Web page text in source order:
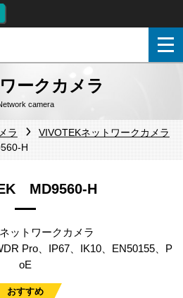
ークカメラ
camera
ラ
VIVOTEKネットワークカメラ
H
MD9560-H
ットワークカメラ
Pro、IP67、IK10、EN50155、P
oE
おすすめ